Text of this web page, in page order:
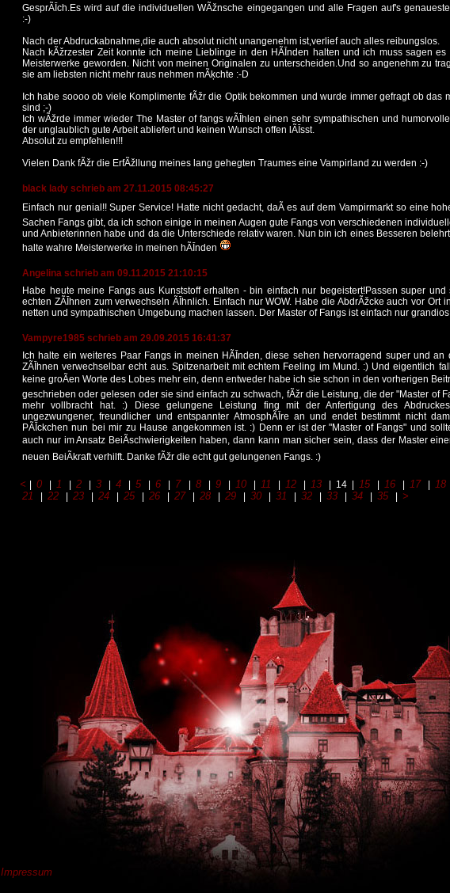
GesprÃĪch.Es wird auf die individuellen WÃžnsche eingegangen und alle Fragen auf's
:-)
Nach der Abdruckabnahme,die auch absolut nicht unangenehm ist,verlief auch alles reibungslos.
Nach kÃžrzester Zeit konnte ich meine Lieblinge in den HÃĪnden halten und ich muss sagen es
Meisterwerke geworden. Nicht von meinen Originalen zu unterscheiden.Und so angenehm zu
sie am liebsten nicht mehr raus nehmen mÃķchte :-D
Ich habe soooo ob viele Komplimente fÃžr die Optik bekommen und wurde immer gefragt ob das
sind ;-)
Ich wÃžrde immer wieder The Master of fangs wÃĪhlen einen sehr sympathischen und
der unglaublich gute Arbeit abliefert und keinen Wunsch offen lÃĪsst.
Absolut zu empfehlen!!!
Vielen Dank fÃžr die ErfÃžllung meines lang gehegten Traumes eine Vampirland zu werden :-)
black lady schrieb am 27.11.2015 08:45:27
Einfach nur genial!! Super Service! Hatte nicht gedacht, daÃ es auf dem Vampirmarkt so eine
Sachen Fangs gibt, da ich schon einige in meinen Augen gute Fangs von verschiedenen
und Anbieterinnen habe und da die Unterschiede relativ waren. Nun bin ich eines Besseren
halte wahre Meisterwerke in meinen hÃĪnden
Angelina schrieb am 09.11.2015 21:10:15
Habe heute meine Fangs aus Kunststoff erhalten - bin einfach nur begeistert!Passen super und
echten ZÃĪhnen zum verwechseln ÃĪhnlich. Einfach nur WOW. Habe die AbdrÃžcke auch vor Ort
netten und sympathischen Umgebung machen lassen. Der Master of Fangs ist einfach nur
Vampyre1985 schrieb am 29.09.2015 16:41:37
Ich halte ein weiteres Paar Fangs in meinen HÃĪnden, diese sehen hervorragend super und an
ZÃĪhnen verwechselbar echt aus. Spitzenarbeit mit echtem Feeling im Mund. :) Und eigentlich
keine groÃen Worte des Lobes mehr ein, denn entweder habe ich sie schon in den vorherigen
geschrieben oder gelesen oder sie sind einfach zu schwach, fÃžr die Leistung, die der "Master of
mehr vollbracht hat. :) Diese gelungene Leistung fing mit der Anfertigung des
ungezwungener, freundlicher und entspannter AtmosphÃĪre an und endet bestimmt nicht
PÃĪckchen nun bei mir zu Hause angekommen ist. :) Denn er ist der "Master of Fangs" und
auch nur im Ansatz BeiÃschwierigkeiten haben, dann kann man sicher sein, dass der Master
neuen BeiÃkraft verhilft. Danke fÃžr die echt gut gelungenen Fangs. :)
< |0 |1 |2 |3 |4 |5 |6 7 8| 9| 10| 11 12| 13| 14 | 15|16 |17 |18
21 22 23 24 25 26 27 28 29 30 31 32 33 34 35 >
Impressum